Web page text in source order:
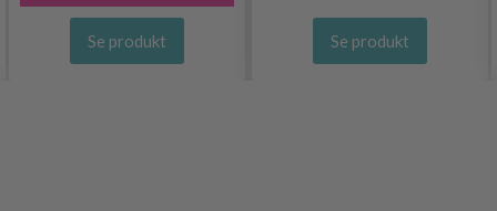
Se produkt Se produkt